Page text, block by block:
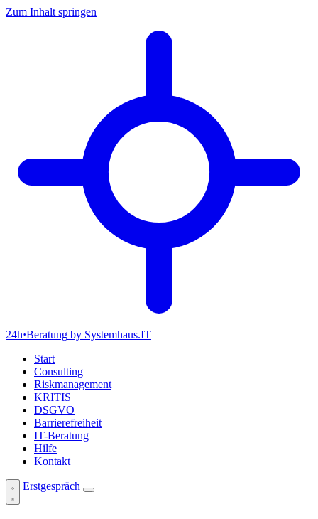
Zum Inhalt springen
24h·Beratung by Systemhaus.IT
Start
Consulting
Riskmanagement
KRITIS
DSGVO
Barrierefreiheit
IT-Beratung
Hilfe
Kontakt
Erstgespräch